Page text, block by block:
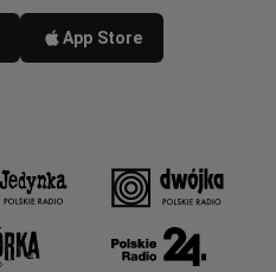
App Store